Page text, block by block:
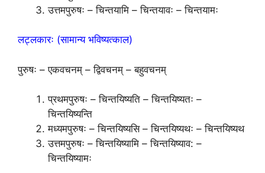
उत्तमपुरुषः – चिन्तयामि – चिन्तयावः – चिन्तयामः
लट्लकारः (सामान्य भविष्यत्काल)
पुरुषः – एकवचनम् – द्विवचनम् – बहुवचनम्
प्रथमपुरुषः – चिन्तयिष्यति – चिन्तयिष्यतः –
चिन्तयिष्यन्ति
मध्यमपुरुषः – चिन्तयिष्यसि – चिन्तयिष्यथः – चिन्तयिष्यथ
उत्तमपुरुषः – चिन्तयिष्यामि – चिन्तयिष्याव: –
चिन्तयिष्यामः